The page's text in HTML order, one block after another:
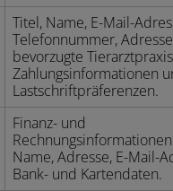
Titel, Name, E-Mail-
Telefonnummer,
bevorzugte
Zahlungsinformationen
Lastschriftpräferenzen.
Finanz- und
Name, Adresse, E-Mail-
Bank- und Kartendaten.